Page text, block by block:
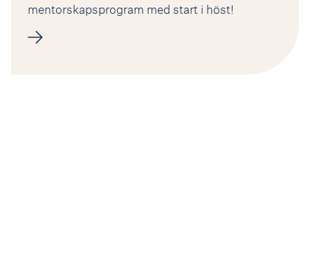
mentorskapsprogram med start i höst!